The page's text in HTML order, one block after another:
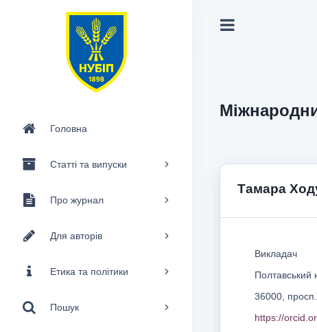
Головна
Статті та випуски
Про журнал
Для авторів
Етика та політики
Пошук
Тамара
Викладач
Полтавський
36000,
https://